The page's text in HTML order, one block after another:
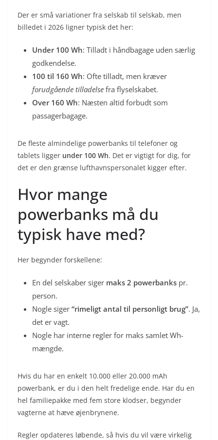
Der er små variationer fra selskab til selskab, men
billedet i 2026 ligner typisk det her:
Under 100 Wh: Tilladt i håndbagage uden særlig
godkendelse.
100 til 160 Wh: Ofte tilladt, men kræver
forudgående tilladelse fra flyselskabet.
Over 160 Wh: Næsten altid forbudt som
passagerbagage.
De fleste almindelige powerbanks til telefoner og
tablets ligger under 100 Wh. Det er vigtigt for dig, for
det er den grænse lufthavnspersonalet kigger efter.
Hvor mange
powerbanks må du
typisk have med?
Her begynder forskellene:
En del selskaber siger maks 2 powerbanks pr.
person.
Nogle siger “rimeligt antal til personligt brug”. Ja,
det er vagt.
Nogle har interne regler for maks samlet Wh-
mængde.
Hvis du har en enkelt 10.000 eller 20.000 mAh
powerbank, er du i den helt fredelige ende. Har du en
hel familiepakke med fem store klodser, begynder
vagterne at hæve øjenbrynene.
Regler opdateres løbende, så hvis du vil være virkelig